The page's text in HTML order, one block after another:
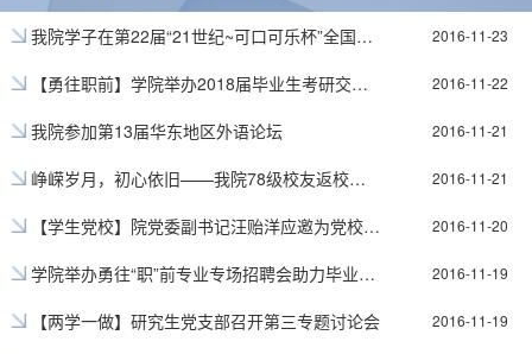
我院学子在第22届“21世纪~可口可乐杯”全国英语演讲比赛中斩获佳绩 2016-11-23
【勇往职前】学院举办2018届毕业生考研交流会 2016-11-22
我院参加第13届华东地区外语论坛 2016-11-21
峥嵘岁月，初心依旧——我院78级校友返校交流 2016-11-21
【学生党校】院党委副书记汪贻洋应邀为党校班学员授课 2016-11-20
学院举办勇往“职”前专业专场招聘会助力毕业生就业 2016-11-19
【两学一做】研究生党支部召开第三专题讨论会 2016-11-19